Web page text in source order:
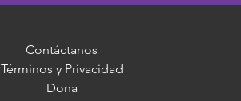
Contáctanos
Términos y Privacidad
Dona